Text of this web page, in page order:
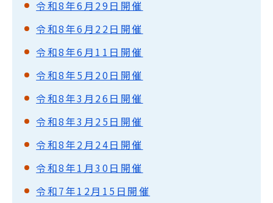
令和8年6月29日開催
令和8年6月22日開催
令和8年6月11日開催
令和8年5月20日開催
令和8年3月26日開催
令和8年3月25日開催
令和8年2月24日開催
令和8年1月30日開催
令和7年12月15日開催